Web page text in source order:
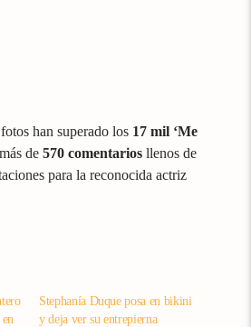
han superado los 17 mil ‘Me
de570 comentariosllenos de
para la reconocida actriz
Stephanía Duque posa en bikini
y deja ver su entrepierna